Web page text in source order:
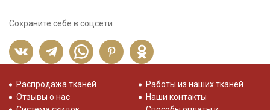
Сохраните себе в соцсети
Распродажа тканей
Отзывы о нас
Работы из наших тканей
Наши контакты